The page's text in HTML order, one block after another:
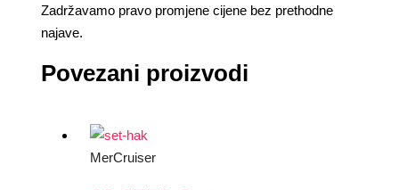
Zadržavamo pravo promjene cijene bez prethodne
najave.
Povezani proizvodi
MerCruiser